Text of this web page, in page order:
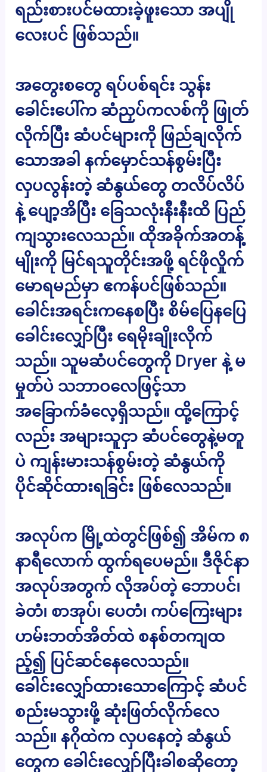
ရည်းစားပင်မထားခဲ့ဖူးသော အပျို
လေးပင် ဖြစ်သည်။
အတွေးစတွေ ရပ်ပစ်ရင်း သွန်း
ခေါင်းပေါ်က ဆံညှပ်ကလစ်ကို ဖြုတ်
လိုက်ပြီး ဆံပင်များကို ဖြည်ချလိုက်
သောအခါ နက်မှောင်သန်စွမ်းပြီး
လှပလွန်းတဲ့ ဆံနွယ်တွေ တလိပ်လိပ်
နဲ့ ပျော့အိပြီး ခြေသလုံးနီးနီးထိ ပြည်
ကျသွားလေသည်။ ထိုအခိုက်အတန့်
မျိုးကို မြင်ရသူတိုင်းအဖို့ ရင်ဖိုလှိုက်
မောရမည်မှာ ဧကန်ပင်ဖြစ်သည်။
ခေါင်းအရင်းကနေစပြီး စိမ်ပြေနပြေ
ခေါင်းလျှော်ပြီး ရေမိုးချိုးလိုက်
သည်။ သူမဆံပင်တွေကို Dryer နဲ့ မ
မှုတ်ပဲ သဘာဝလေဖြင့်သာ
အခြောက်ခံလေ့ရှိသည်။ ထို့ကြောင့်
လည်း အများသူငှာ ဆံပင်တွေနဲ့မတူ
ပဲ ကျန်းမားသန်စွမ်းတဲ့ ဆံနွယ်ကို
ပိုင်ဆိုင်ထားရခြင်း ဖြစ်လေသည်။
အလုပ်က မြို့ထဲတွင်ဖြစ်၍ အိမ်က ၈
နာရီလောက် ထွက်ရပေမည်။ ဒီဇိုင်နာ
အလုပ်အတွက် လိုအပ်တဲ့ ဘောပင်၊
ခဲတံ၊ စာအုပ်၊ ပေတံ၊ ကပ်ကြေးများ
ဟမ်းဘတ်အိတ်ထဲ စနစ်တကျထ
ည့်၍ ပြင်ဆင်နေလေသည်။
ခေါင်းလျှော်ထားသောကြောင့် ဆံပင်
စည်းမသွားဖို့ ဆုံးဖြတ်လိုက်လေ
သည်။ နဂိုထဲက လှပနေတဲ့ ဆံနွယ်
တွေက ခေါင်းလျှော်ပြီးခါစဆိုတော့